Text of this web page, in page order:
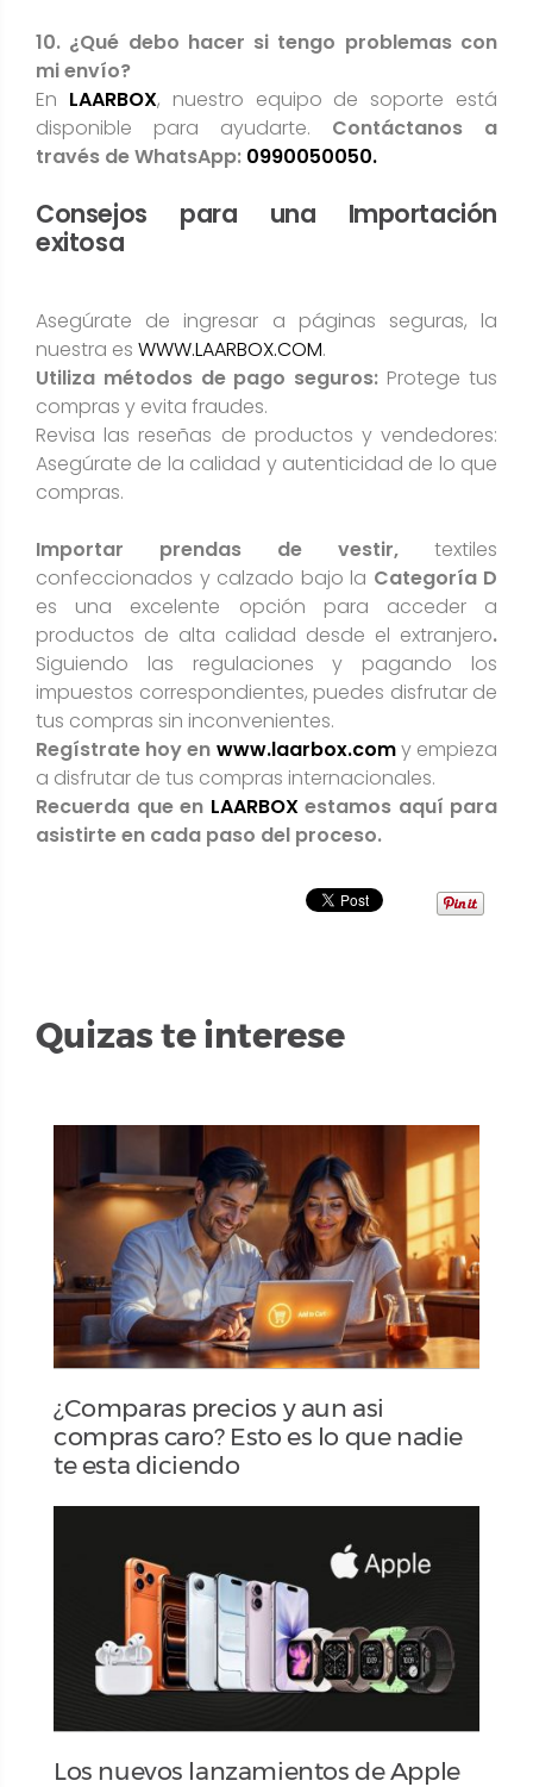
10. ¿Qué debo hacer si tengo problemas con
mi envío?
En LAARBOX, nuestro equipo de soporte está
disponible para ayudarte. Contáctanos a
través de WhatsApp: 0990050050.
Consejos para una Importación
exitosa
Asegúrate de ingresar a páginas seguras, la
nuestra es WWW.LAARBOX.COM.
Utiliza métodos de pago seguros: Protege tus
compras y evita fraudes.
Revisa las reseñas de productos y vendedores:
Asegúrate de la calidad y autenticidad de lo que
compras.
Importar prendas de vestir, textiles
confeccionados y calzado bajo la Categoría D
es una excelente opción para acceder a
productos de alta calidad desde el extranjero.
Siguiendo las regulaciones y pagando los
impuestos correspondientes, puedes disfrutar de
tus compras sin inconvenientes.
Regístrate hoy en www.laarbox.comy empieza
a disfrutar de tus compras internacionales.
Recuerda que en LAARBOXestamos aquí para
asistirte en cada paso del proceso.
Quizas te interese
¿Comparas precios y aun asi
compras caro? Esto es lo que nadie
te esta diciendo
Los nuevos lanzamientos de Apple